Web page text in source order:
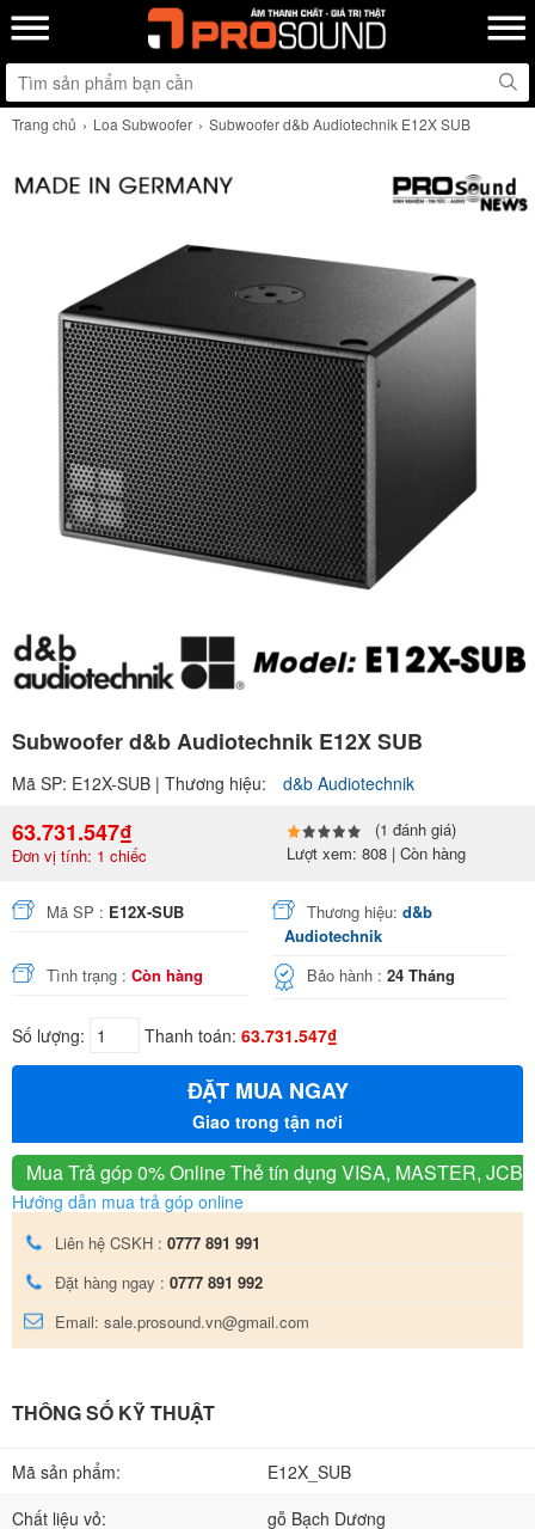
Trang chủ Loa Subwoofer Subwoofer d&b Audiotechnik E12X SUB
Subwoofer d&b Audiotechnik E12X SUB
Mã SP: E12X-SUB | Thương hiệu: d&b Audiotechnik
63.731.547₫
Đơn vị tính: 1 chiếc
(1 đánh giá)
Lượt xem: 808 | Còn hàng
Mã SP : E12X-SUB Thương hiệu:d&b
Audiotechnik
Tình trạng : Còn hàng Bảo hành :24 Tháng
Số lượng: Thanh toán: 63.731.547₫
ĐẶT MUA NGAY
Giao trong tận nơi
Mua Trả góp 0% OnlineThẻ tín dụng VISA, MASTER, JCB
Hướng dẫn mua trả góp online
Liên hệ CSKH : 0777 891 991
Đặt hàng ngay : 0777 891 992
Email: sale.prosound.vn@gmail.com
THÔNG SỐ KỸ THUẬT
Mã sản phẩm:
E12X_SUB
Chất liệu vỏ:
gỗ Bạch Dương